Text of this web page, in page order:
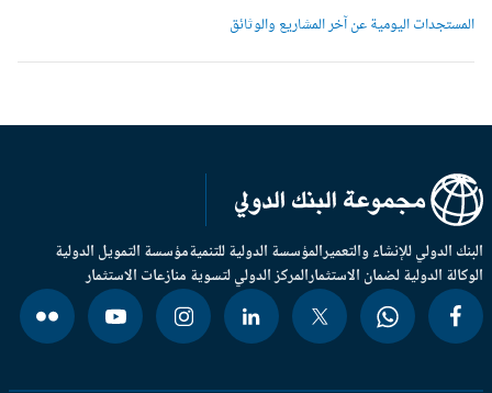
المستجدات اليومية عن آخر المشاريع والوثائق
الدولي للإنشاء والتعميرالمؤسسة الدولية للتنميةمؤسسة التمويل الدولية
الدولية لضمان الاستثمارالمركز الدولي لتسوية منازعات الاستثمار